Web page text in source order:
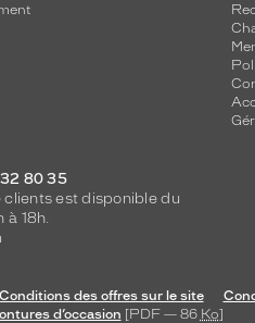
80 35
clients est disponible du
à 18h.
Conditions des offres sur le site
d’occasion [PDF — 86 Ko]